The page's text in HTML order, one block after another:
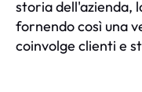
storia dell'azienda,
fornendo così una
coinvolge clienti e